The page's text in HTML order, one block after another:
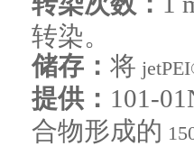
转染。
储存： 将
提供： 101-
合物形成的